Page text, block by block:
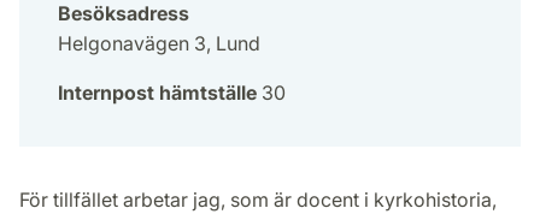
Besöksadress
Helgonavägen 3, Lund
Internpost hämtställe 30
För tillfället arbetar jag, som är docent i kyrkohistoria,